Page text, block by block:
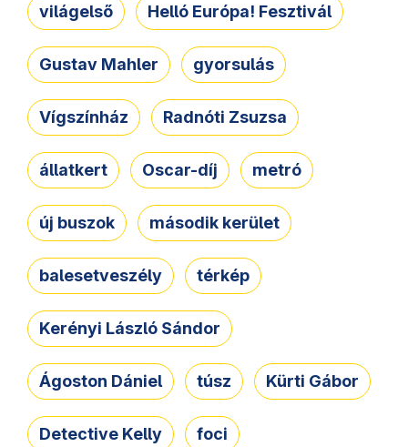
világelső Helló Európa! Fesztivál
Gustav Mahler gyorsulás
Vígszínház Radnóti Zsuzsa
állatkert Oscar-díj metró
új buszok második kerület
balesetveszély térkép
Kerényi László Sándor
Ágoston Dániel túsz Kürti Gábor
Detective Kelly foci